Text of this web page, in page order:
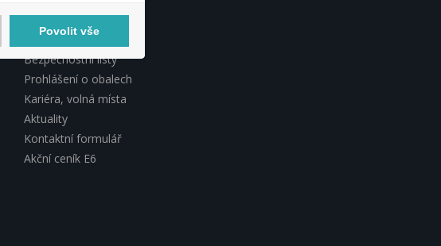
PEAL, DOKUMENTY
Bezpečnostní listy
Prohlášení o obalech
Kariéra, volná místa
Aktuality
Kontaktní formulář
Akční ceník E6
Povolit vše